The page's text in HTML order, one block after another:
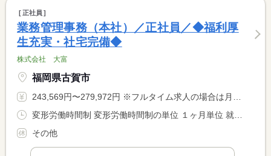
正社員
業務管理事務（本社）／正社員／◆福利厚
生充実・社宅完備◆
株式会社 大富
福岡県古賀市
243,569円〜279,972円 ※フルタイム求人の場合は月額（換算額）、パート求人の場合は時間額を表示しています。
その他